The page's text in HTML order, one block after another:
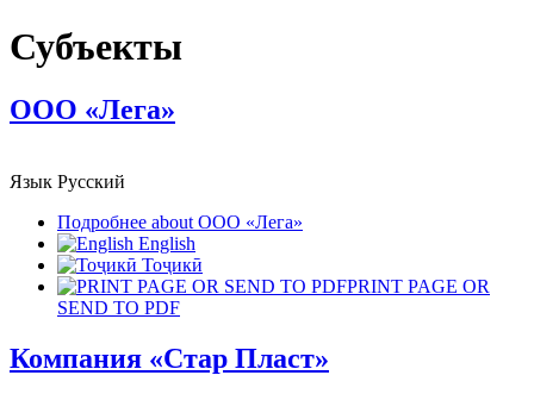
Субъекты
ООО «Лега»
Язык Русский
Подробнее about ООО «Лега»
English
Тоҷикӣ
PRINT PAGE OR
SEND TO PDF
Компания «Стар Пласт»